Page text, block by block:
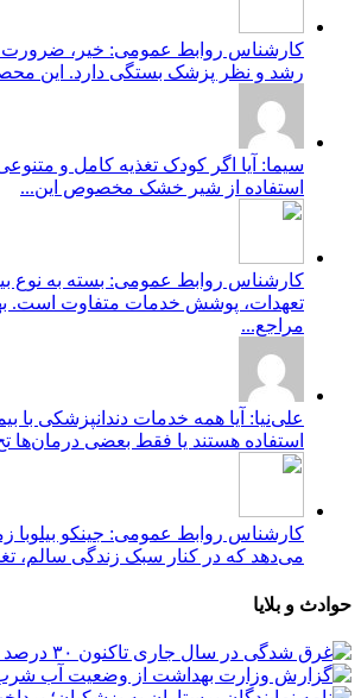
کارشناس روابط عمومی: خیر، ضرورت
رشد و نظر پزشک بستگی دارد. این
سیما: آیا اگر کودک تغذیه کامل و
استفاده از شیر خشک مخصوص این...
کارشناس روابط عمومی: بسته به نوع
تعهدات، پوشش خدمات متفاوت است.
مراجع...
علی‌نیا: آیا همه خدمات دندانپزشکی با
استفاده هستند یا فقط بعضی درمان‌ها
کارشناس روابط عمومی: جینکو بیلوبا
می‌دهد که در کنار سبک زندگی سالم،
حوادث و بلایا